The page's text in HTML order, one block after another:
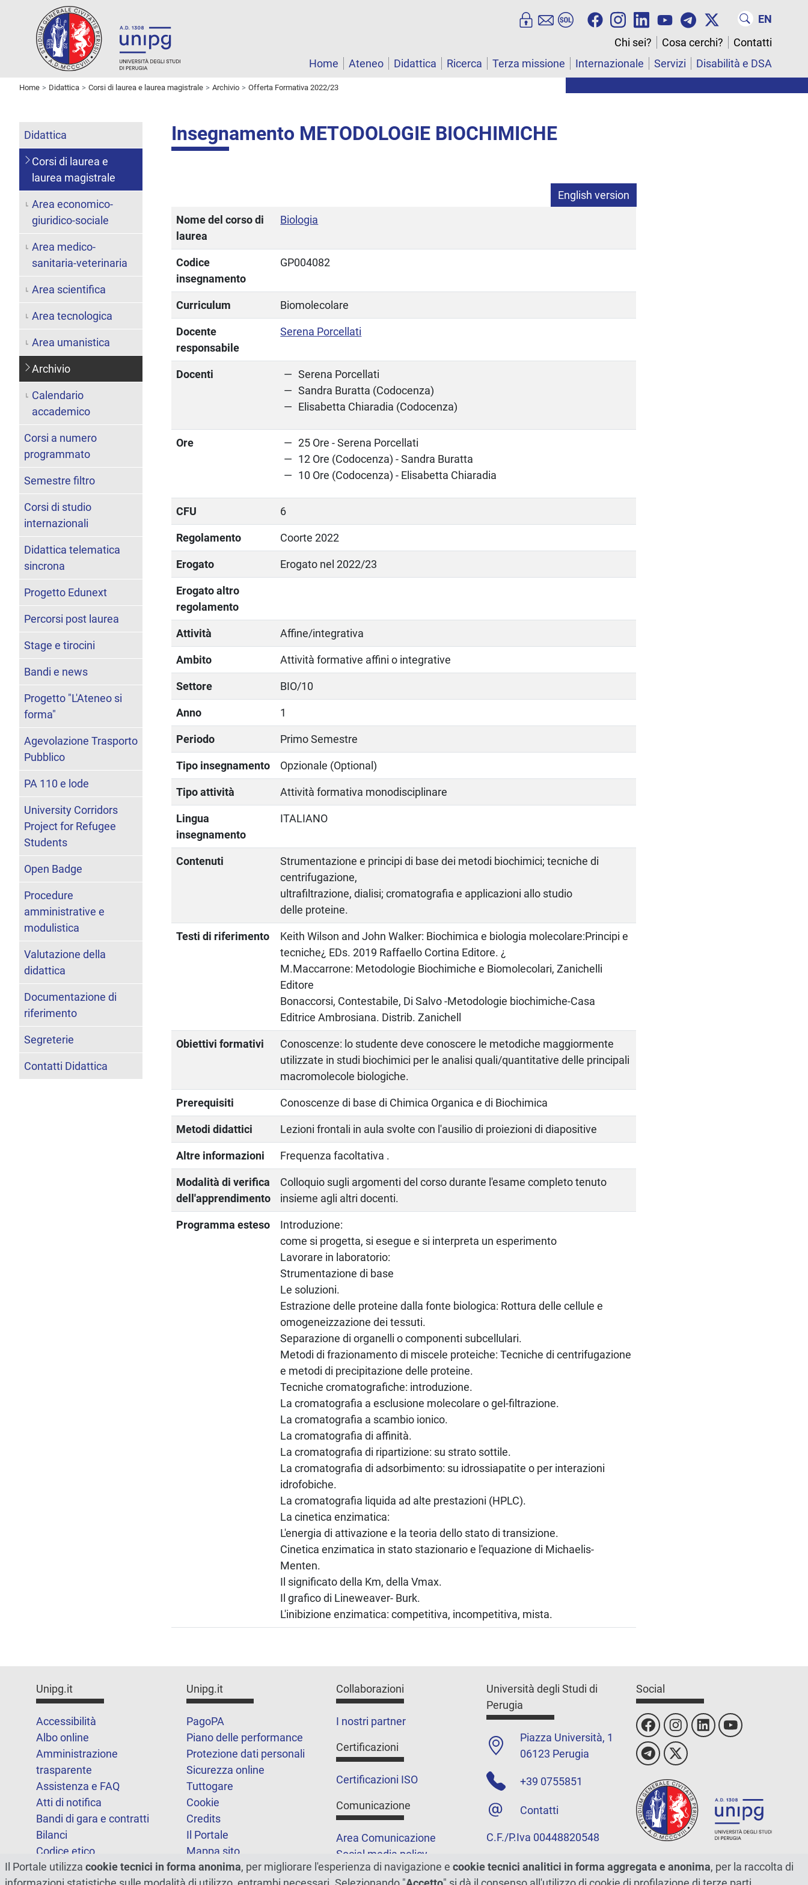
EN
Chi sei?
Cosa cerchi?
Contatti
Home
Ateneo Didattica Ricerca Terza missione Internazionale Servizi Disabilità e DSA
Home Didattica Corsi di laurea e laurea magistrale Archivio Offerta Formativa 2022/23
Insegnamento METODOLOGIE BIOCHIMICHE
English version
Nome del corso di
laurea
Biologia
Codice
insegnamento
GP004082
Curriculum Biomolecolare
Docente
responsabile
Serena Porcellati
Docenti
Serena Porcellati
Sandra Buratta (Codocenza)
Elisabetta Chiaradia (Codocenza)
Ore
25 Ore - Serena Porcellati
12 Ore (Codocenza) - Sandra Buratta
10 Ore (Codocenza) - Elisabetta Chiaradia
CFU 6
Regolamento Coorte 2022
Erogato Erogato nel 2022/23
Erogato altro
regolamento
Attività Affine/integrativa
Ambito Attività formative affini o integrative
Settore BIO/10
Anno 1
Periodo Primo Semestre
Tipo insegnamento Opzionale (Optional)
Tipo attività Attività formativa monodisciplinare
Lingua
insegnamento
ITALIANO
Contenuti
Strumentazione e principi di base dei metodi biochimici; tecniche di
centrifugazione,
ultrafiltrazione, dialisi; cromatografia e applicazioni allo studio
delle proteine.
Testi di riferimento
Keith Wilson and John Walker: Biochimica e biologia molecolare:Principi e
tecniche¿ EDs. 2019 Raffaello Cortina Editore. ¿
M.Maccarrone: Metodologie Biochimiche e Biomolecolari, Zanichelli
Editore
Bonaccorsi, Contestabile, Di Salvo -Metodologie biochimiche-Casa
Editrice Ambrosiana. Distrib. Zanichell
Obiettivi formativi
Conoscenze: lo studente deve conoscere le metodiche maggiormente
utilizzate in studi biochimici per le analisi quali/quantitative delle principali
macromolecole biologiche.
Prerequisiti Conoscenze di base di Chimica Organica e di Biochimica
Metodi didattici Lezioni frontali in aula svolte con l'ausilio di proiezioni di diapositive
Altre informazioni Frequenza facoltativa .
Modalità di verifica
dell'apprendimento
Colloquio sugli argomenti del corso durante l'esame completo tenuto
insieme agli altri docenti.
Programma esteso
Introduzione:
come si progetta, si esegue e si interpreta un esperimento
Lavorare in laboratorio:
Strumentazione di base
Le soluzioni.
Estrazione delle proteine dalla fonte biologica: Rottura delle cellule e
omogeneizzazione dei tessuti.
Separazione di organelli o componenti subcellulari.
Metodi di frazionamento di miscele proteiche: Tecniche di centrifugazione
e metodi di precipitazione delle proteine.
Tecniche cromatografiche: introduzione.
La cromatografia a esclusione molecolare o gel-filtrazione.
La cromatografia a scambio ionico.
La cromatografia di affinità.
La cromatografia di ripartizione: su strato sottile.
La cromatografia di adsorbimento: su idrossiapatite o per interazioni
idrofobiche.
La cromatografia liquida ad alte prestazioni (HPLC).
La cinetica enzimatica:
L'energia di attivazione e la teoria dello stato di transizione.
Cinetica enzimatica in stato stazionario e l'equazione di Michaelis-
Menten.
Il significato della Km, della Vmax.
Il grafico di Lineweaver- Burk.
L'inibizione enzimatica: competitiva, incompetitiva, mista.
Didattica
Corsi di laurea e
laurea magistrale
Area economico-
giuridico-sociale
Area medico-
sanitaria-veterinaria
Area scientifica
Area tecnologica
Area umanistica
Archivio
Calendario
accademico
Corsi a numero
programmato
Semestre filtro
Corsi di studio
internazionali
Didattica telematica
sincrona
Progetto Edunext
Percorsi post laurea
Stage e tirocini
Bandi e news
Progetto "L'Ateneo si
forma"
Agevolazione Trasporto
Pubblico
PA 110 e lode
University Corridors
Project for Refugee
Students
Open Badge
Procedure
amministrative e
modulistica
Valutazione della
didattica
Documentazione di
riferimento
Segreterie
Contatti Didattica
Unipg.it
Accessibilità
Albo online
Amministrazione
trasparente
Assistenza e FAQ
Atti di notifica
Bandi di gara e contratti
Bilanci
Codice etico
FOIA
Unipg.it
PagoPA
Piano delle performance
Protezione dati personali
Sicurezza online
Tuttogare
Cookie
Credits
Il Portale
Mappa sito
Statistiche
Collaborazioni
I nostri partner
Certificazioni
Certificazioni ISO
Comunicazione
Area Comunicazione
Social media policy
Podcast
Università degli Studi di
Perugia
Piazza Università, 1
06123 Perugia
+39 0755851
Contatti
C.F./P.Iva 00448820548
Social
Il Portale utilizza cookie tecnici in forma anonima, per migliorare l'esperienza di navigazione e cookie tecnici analitici in forma aggregata e anonima, per la raccolta di